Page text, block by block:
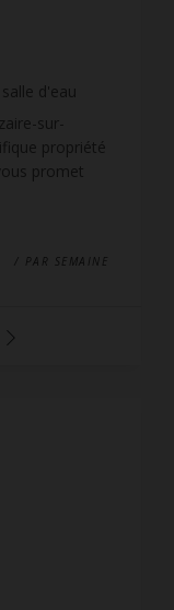
salle d'eau
sur-
propriété
promet
/ PAR SEMAINE